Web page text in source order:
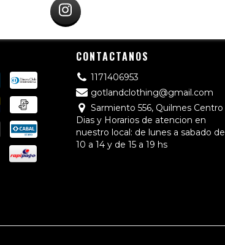
CONTACTANOS
1171406953
gotlandclothing@gmail.com
Sarmiento 556, Quilmes Centro
Dias y Horarios de atencion en
nuestro local: de lunes a sabado de
10 a 14 y de 15 a 19 hs